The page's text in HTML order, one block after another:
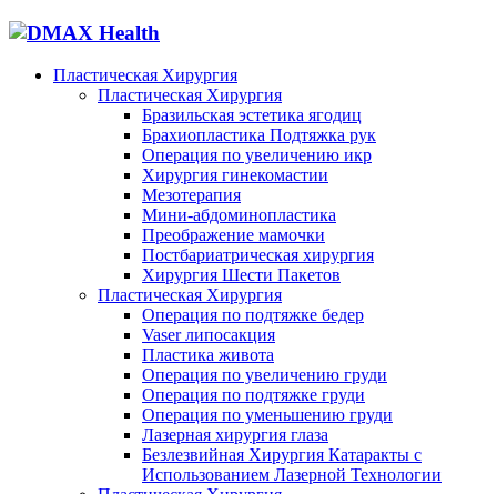
Пластическая Хирургия
Пластическая Хирургия
Бразильская эстетика ягодиц
Брахиопластика Подтяжка рук
Операция по увеличению икр
Хирургия гинекомастии
Мезотерапия
Мини-абдоминопластика
Преображение мамочки
Постбариатрическая хирургия
Хирургия Шести Пакетов
Пластическая Хирургия
Операция по подтяжке бедер
Vaser липосакция
Пластика живота
Операция по увеличению груди
Операция по подтяжке груди
Операция по уменьшению груди
Лазерная хирургия глаза
Безлезвийная Хирургия Катаракты с
Использованием Лазерной Технологии